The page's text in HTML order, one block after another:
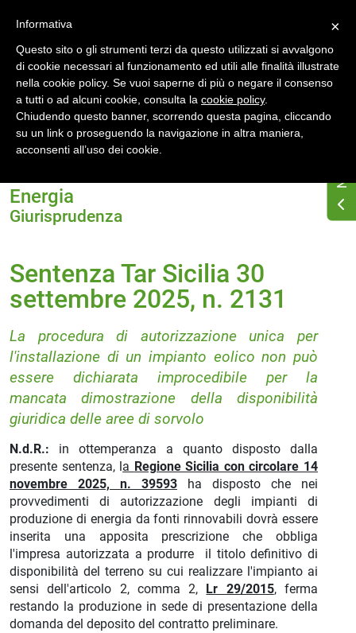
Home
Sentenza Tar Sicilia 30 settembre 2025, n. 2131
Energia
Giurisprudenza
Sentenza Tar Sicilia 30
settembre 2025, n. 2131
La procedura di autorizzazione unica per
l'installazione di un impianto eolico non può
essere dichiarata improcedibile per la
mancata dimostrazione della disponibilità
giuridica delle aree di sorvolo
N.d.R.: in ottemperanza a quanto disposto dalla
presente sentenza, l a Regione Sicilia con circolare 14
novembre 2025, n. 39593 ha disposto che nei
provvedimenti di autorizzazione degli impianti di
produzione di energia da fonti rinnovabili dovrà essere
inserita una apposita prescrizione che obbliga
l'impresa autorizzata a produrre il titolo definitivo di
disponibilità del terreno su cui realizzare l'impianto ai
sensi dell'articolo 2, comma 2,
Lr 29/2015, ferma
restando la produzione in sede di presentazione della
domanda del deposito del contratto preliminare.
×
Informativa
Questo sito o gli strumenti terzi da questo utilizzati si avvalgono
di cookie necessari al funzionamento ed utili alle finalità illustrate
nella cookie policy. Se vuoi saperne di più o negare il consenso
a tutti o ad alcuni cookie, consulta la cookie policy.
Chiudendo questo banner, scorrendo questa pagina, cliccando
su un link o proseguendo la navigazione in altra maniera,
acconsenti all’uso dei cookie.